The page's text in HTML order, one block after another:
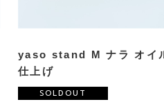
yaso stand M ナラ オイ
仕上げ
SOLDOUT